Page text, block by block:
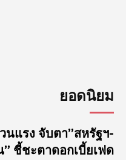
ยอดนิยม
นแรง จับตา”สหรัฐฯ-
ชี้ชะตาดอกเบี้ยเฟด